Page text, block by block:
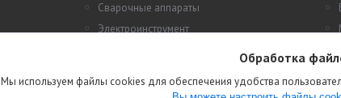
Сварочные аппараты
Электроинструмент
Обработка
Мы используем файлы cookies для обеспечения удобства